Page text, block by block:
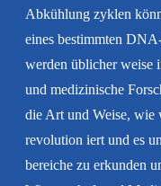
Abkühlung zyklen
eines bestimmten
werden üblicher weise
und medizinische
die Art und Weise, wie
revolution iert und es
bereiche zu erkunden